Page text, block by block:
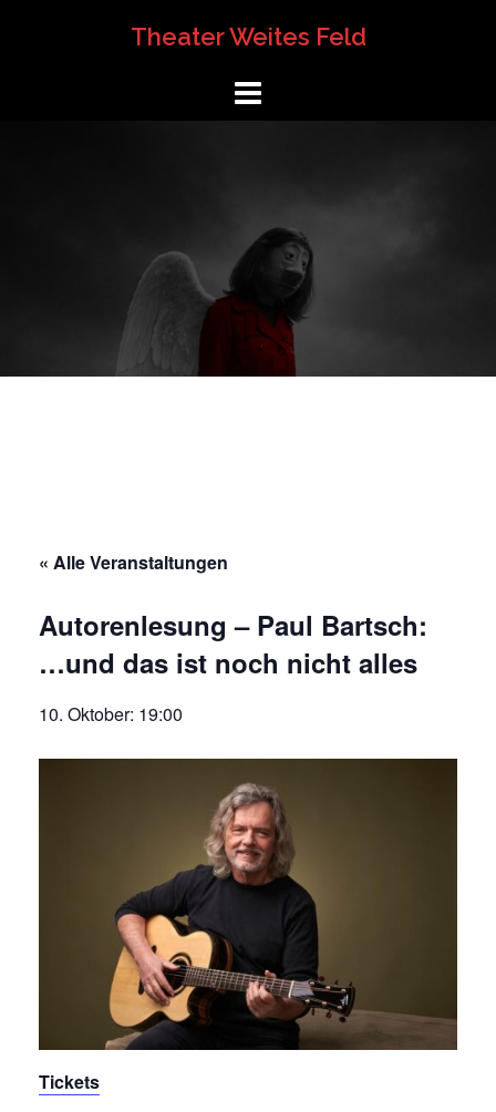
Theater Weites Feld
« Alle Veranstaltungen
Autorenlesung – Paul Bartsch:
…und das ist noch nicht alles
10. Oktober: 19:00
Tickets